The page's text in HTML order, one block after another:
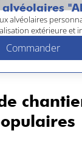
alvéolaires
alvéolaires
extérieure et
Commander